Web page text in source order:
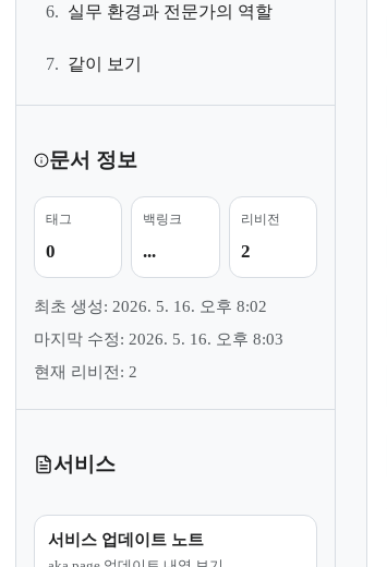
6. 실무 환경과 전문가의 역할
7. 같이 보기
문서 정보
태그
0
백링크
...
리비전
2
최초 생성: 2026. 5. 16. 오후 8:02
마지막 수정: 2026. 5. 16. 오후 8:03
현재 리비전: 2
서비스
서비스 업데이트 노트